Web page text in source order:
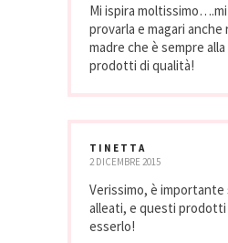
Mi ispira
provarla e magari anche
madre che è sempre
prodotti di qualità!
TINETTA
2 DICEMBRE 2015
Verissimo, è
alleati, e questi prodotti
esserlo!